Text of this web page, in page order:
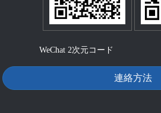
WeChat 2次元コード
連絡方法